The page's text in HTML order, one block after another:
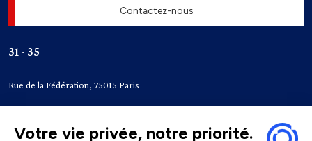
Contactez-nous
31 - 35
Rue de la Fédération, 75015 Paris